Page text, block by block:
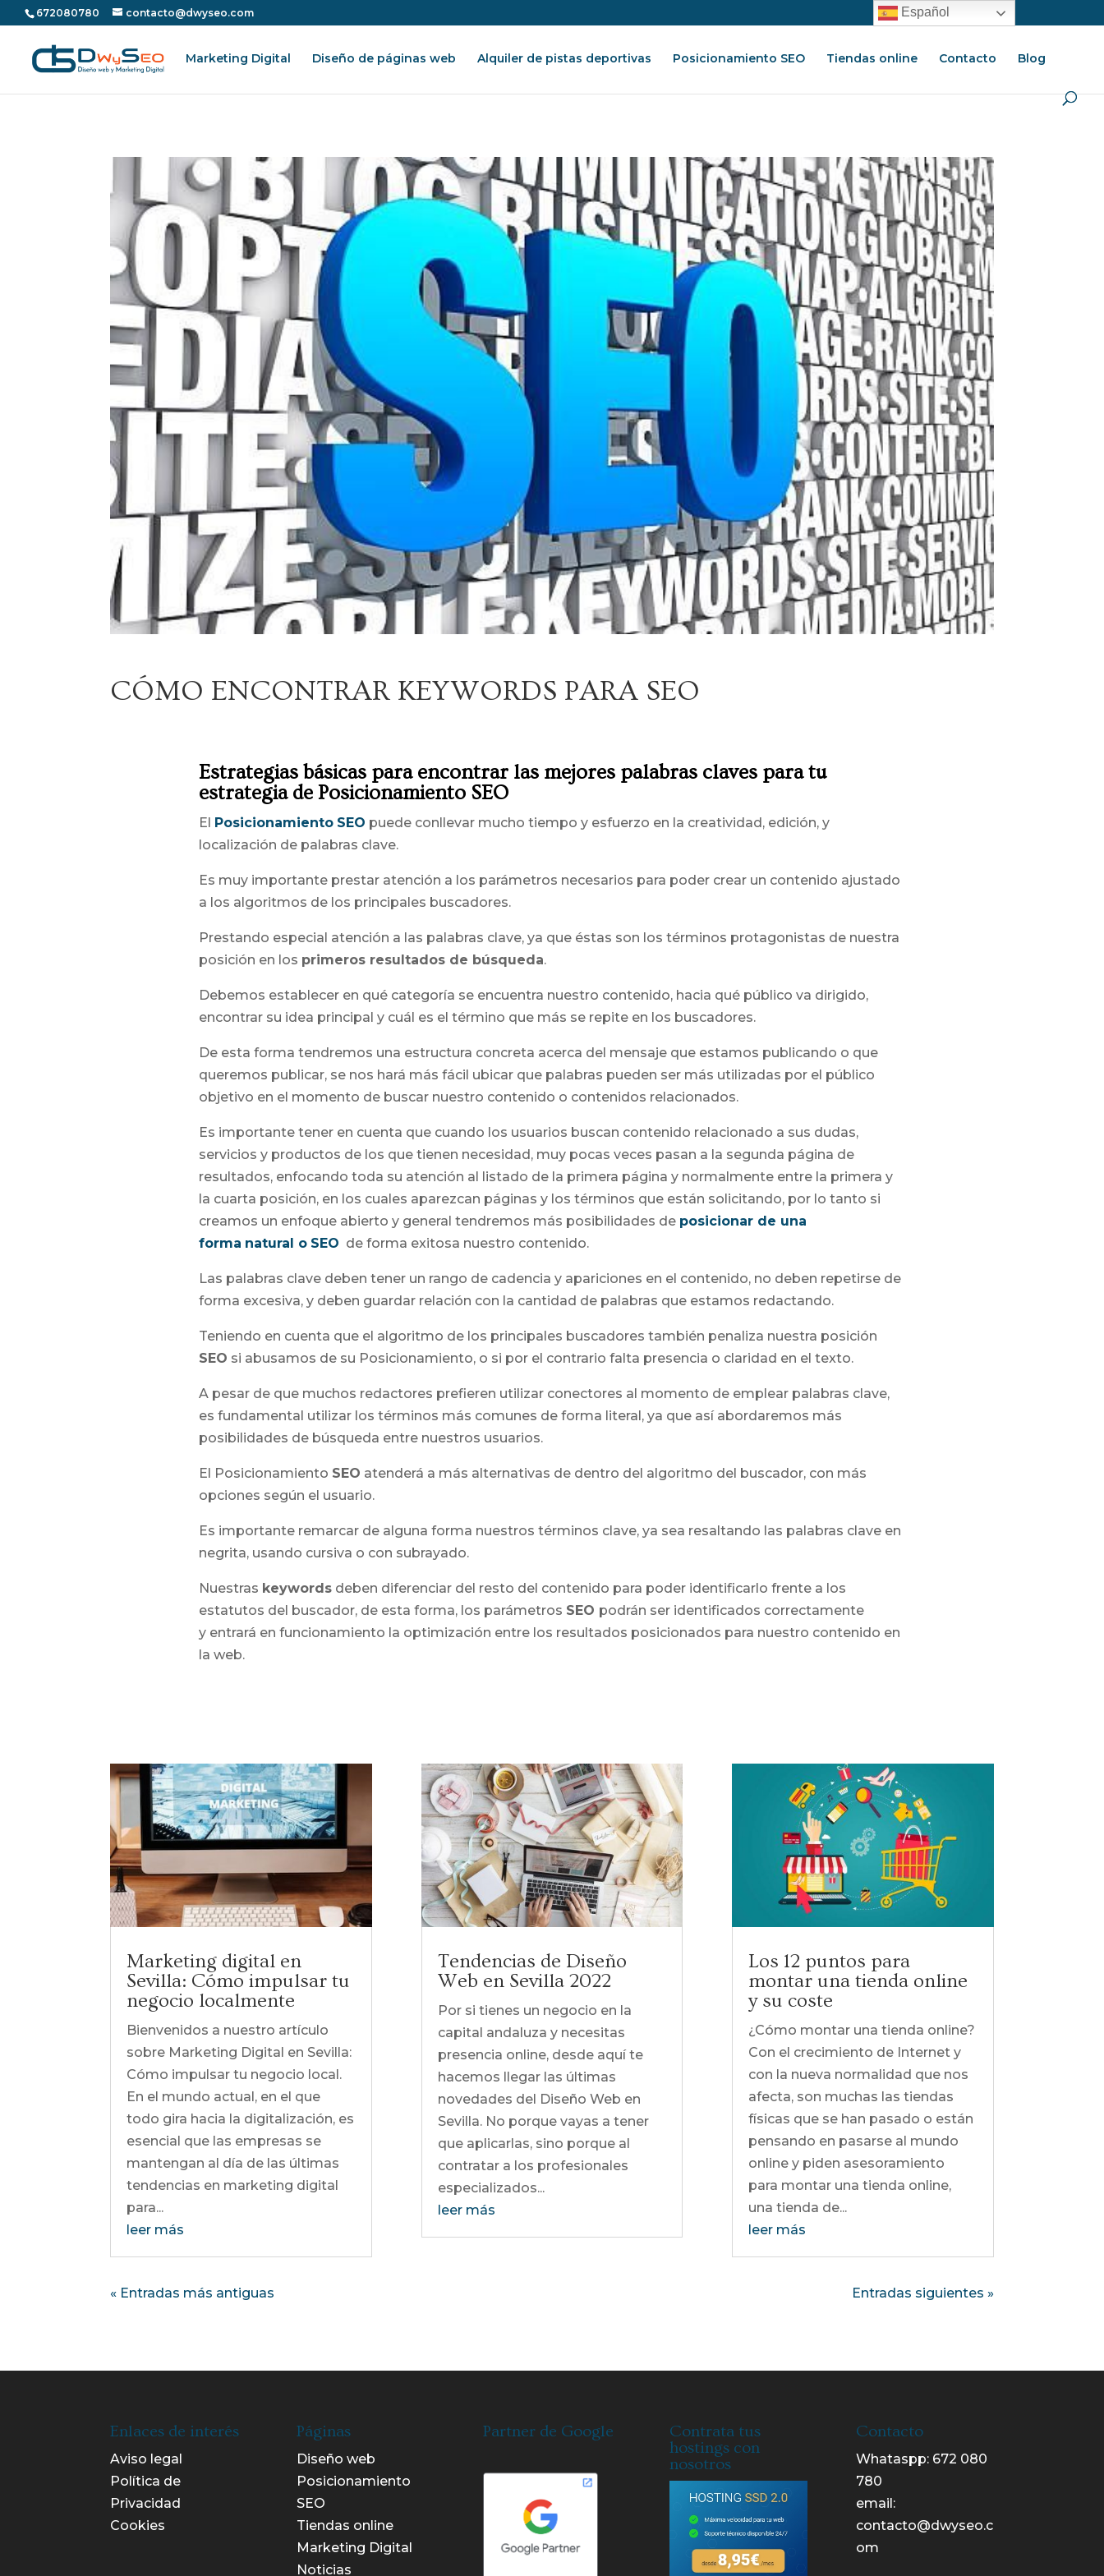
672080780 contacto@dwyseo.com
Marketing Digital Diseño de páginas web Alquiler de pistas deportivas Posicionamiento SEO Tiendas online Contacto Blog
CÓMO ENCONTRAR KEYWORDS PARA SEO
Estrategias básicas para encontrar las mejores palabras claves para tu
estrategia de Posicionamiento SEO
El Posicionamiento SEO puede conllevar mucho tiempo y esfuerzo en la creatividad, edición, y
localización de palabras clave.
Es muy importante prestar atención a los parámetros necesarios para poder crear un contenido ajustado
a los algoritmos de los principales buscadores.
Prestando especial atención a las palabras clave, ya que éstas son los términos protagonistas de nuestra
posición en los primeros resultados de búsqueda.
Debemos establecer en qué categoría se encuentra nuestro contenido, hacia qué público va dirigido,
encontrar su idea principal y cuál es el término que más se repite en los buscadores.
De esta forma tendremos una estructura concreta acerca del mensaje que estamos publicando o que
queremos publicar, se nos hará más fácil ubicar que palabras pueden ser más utilizadas por el público
objetivo en el momento de buscar nuestro contenido o contenidos relacionados.
Es importante tener en cuenta que cuando los usuarios buscan contenido relacionado a sus dudas,
servicios y productos de los que tienen necesidad, muy pocas veces pasan a la segunda página de
resultados, enfocando toda su atención al listado de la primera página y normalmente entre la primera y
la cuarta posición, en los cuales aparezcan páginas y los términos que están solicitando, por lo tanto si
creamos un enfoque abierto y general tendremos más posibilidades de posicionar de una
forma natural o SEO de forma exitosa nuestro contenido.
Las palabras clave deben tener un rango de cadencia y apariciones en el contenido, no deben repetirse de
forma excesiva, y deben guardar relación con la cantidad de palabras que estamos redactando.
Teniendo en cuenta que el algoritmo de los principales buscadores también penaliza nuestra posición
SEO si abusamos de su Posicionamiento, o si por el contrario falta presencia o claridad en el texto.
A pesar de que muchos redactores prefieren utilizar conectores al momento de emplear palabras clave,
es fundamental utilizar los términos más comunes de forma literal, ya que así abordaremos más
posibilidades de búsqueda entre nuestros usuarios.
El Posicionamiento SEO atenderá a más alternativas de dentro del algoritmo del buscador, con más
opciones según el usuario.
Es importante remarcar de alguna forma nuestros términos clave, ya sea resaltando las palabras clave en
negrita, usando cursiva o con subrayado.
Nuestras keywordsdeben diferenciar del resto del contenido para poder identificarlo frente a los
estatutos del buscador, de esta forma, los parámetros SEO podrán ser identificados correctamente
y entrará en funcionamiento la optimización entre los resultados posicionados para nuestro contenido en
la web.
Marketing digital en
Sevilla: Cómo impulsar tu
negocio localmente
Bienvenidos a nuestro artículo
sobre Marketing Digital en Sevilla:
Cómo impulsar tu negocio local.
En el mundo actual, en el que
todo gira hacia la digitalización, es
esencial que las empresas se
mantengan al día de las últimas
tendencias en marketing digital
para...
leer más
Tendencias de Diseño
Web en Sevilla 2022
Por si tienes un negocio en la
capital andaluza y necesitas
presencia online, desde aquí te
hacemos llegar las últimas
novedades del Diseño Web en
Sevilla. No porque vayas a tener
que aplicarlas, sino porque al
contratar a los profesionales
especializados...
leer más
Los 12 puntos para
montar una tienda online
y su coste
¿Cómo montar una tienda online?
Con el crecimiento de Internet y
con la nueva normalidad que nos
afecta, son muchas las tiendas
físicas que se han pasado o están
pensando en pasarse al mundo
online y piden asesoramiento
para montar una tienda online,
una tienda de...
leer más
« Entradas más antiguas Entradas siguientes »
Enlaces de interés
Aviso legal
Política de
Privacidad
Cookies
Páginas
Diseño web
Posicionamiento
SEO
Tiendas online
Marketing Digital
Noticias
Partner de Google
Contrata tus
hostings con
nosotros
Contacto
Whataspp: 672 080
780
email:
contacto@dwyseo.c
om
Español